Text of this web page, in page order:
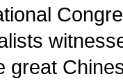
great